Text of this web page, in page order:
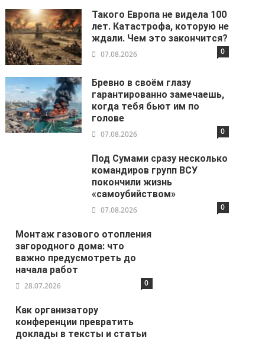
Такого Европа не видела 100
лет. Катастрофа, которую не
ждали. Чем это закончится?
07.08.2026 0
Бревно в своём глазу
гарантированно замечаешь,
когда тебя бьют им по
голове
07.08.2026 0
Под Сумами сразу несколько
командиров групп ВСУ
покончили жизнь
«самоубийством»
07.08.2026 0
Монтаж газового отопления
загородного дома: что
важно предусмотреть до
начала работ
28.07.2026 0
Как организатору
конференции превратить
доклады в тексты и статьи